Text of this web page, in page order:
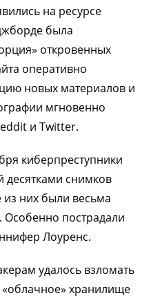
на ресурсе
была
откровенных
оперативно
новых материалов и
мгновенно
и Twitter.
киберпреступники
десятками снимков
из них были весьма
Особенно пострадали
Лоуренс.
удалось взломать
«облачное» хранилище